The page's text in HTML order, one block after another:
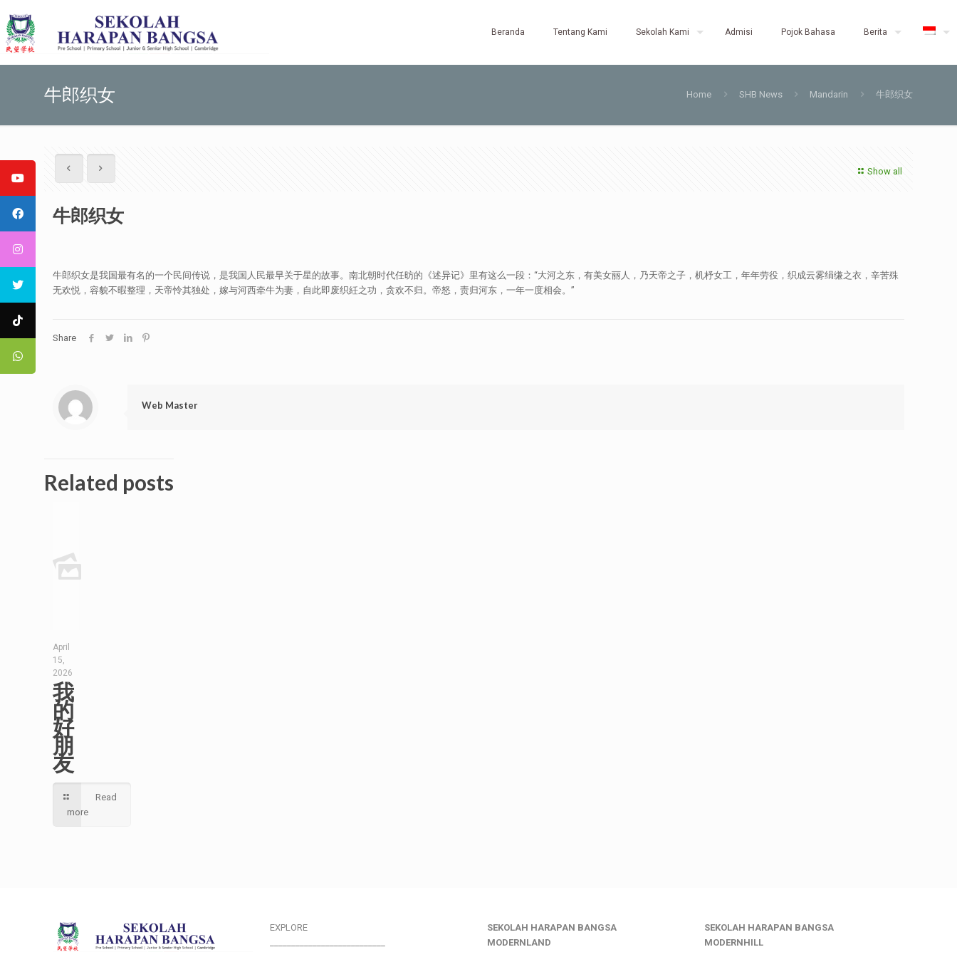
Beranda Tentang Kami Sekolah Kami Admisi Pojok Bahasa Berita
牛郎织女 Home SHB News Mandarin 牛郎织女
Show all
牛郎织女
牛郎织女是我国最有名的一个民间传说，是我国人民最早关于星的故事。南北朝时代任昉的《述异记》里有这么一段：“大河之东，有美女丽人，乃天帝之子，机杼女工，年年劳役，织成云雾绢缣之衣，辛苦殊
无欢悦，容貌不暇整理，天帝怜其独处，嫁与河西牵牛为妻，自此即废织紝之功，贪欢不归。帝怒，责归河东，一年一度相会。”
Share
Web Master
Related posts
April
15,
2026
我
的
好
朋
友
Read
more
EXPLORE
SEKOLAH HARAPAN BANGSA
MODERNLAND
SEKOLAH HARAPAN BANGSA
MODERNHILL